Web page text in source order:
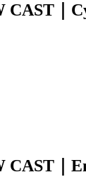
CAST｜
CAST｜